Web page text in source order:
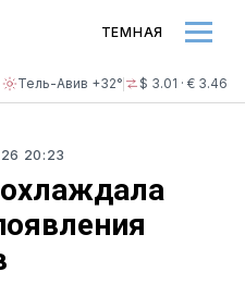
Тель-Авив +32° $ 3.01 · € 3.46
ТЕМНАЯ
20:23